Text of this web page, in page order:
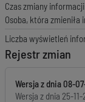
Czas zmiany
Osoba, która zmieniła
Liczba wyświetleń
Rejestr zmian
Wersja z dnia 08-
Wersja z dnia 25-